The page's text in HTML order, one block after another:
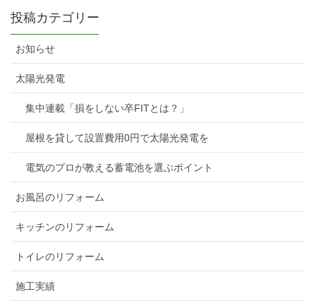
投稿カテゴリー
お知らせ
太陽光発電
集中連載「損をしない卒FITとは？」
屋根を貸して設置費用0円で太陽光発電を
電気のプロが教える蓄電池を選ぶポイント
お風呂のリフォーム
キッチンのリフォーム
トイレのリフォーム
施工実績